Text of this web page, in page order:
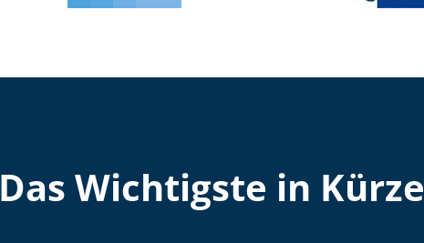
Das Wichtigste in Kürze